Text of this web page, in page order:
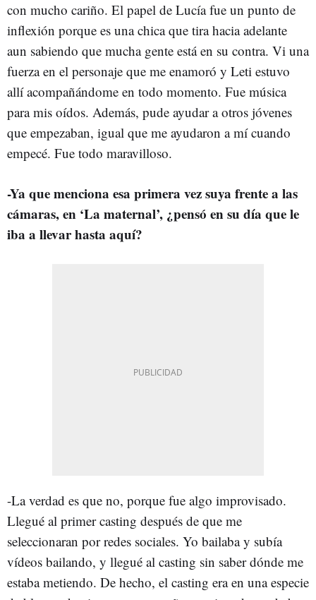
con mucho cariño. El papel de Lucía fue un punto de
inflexión porque es una chica que tira hacia adelante
aun sabiendo que mucha gente está en su contra. Vi una
fuerza en el personaje que me enamoró y Leti estuvo
allí acompañándome en todo momento. Fue música
para mis oídos. Además, pude ayudar a otros jóvenes
que empezaban, igual que me ayudaron a mí cuando
empecé. Fue todo maravilloso.
-Ya que menciona esa primera vez suya frente a las
cámaras, en ‘La maternal’, ¿pensó en su día que le
iba a llevar hasta aquí?
-La verdad es que no, porque fue algo improvisado.
Llegué al primer casting después de que me
seleccionaran por redes sociales. Yo bailaba y subía
vídeos bailando, y llegué al casting sin saber dónde me
estaba metiendo. De hecho, el casting era en una especie